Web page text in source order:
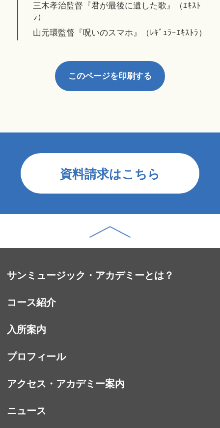
三木孝治監督『君が最後に遺した歌』（ｴｷｽﾄ
ﾗ）
山元環監督『呪いのスマホ』（ﾚｷﾞｭﾗｰｴｷｽﾄﾗ）
このページを印刷する
資料請求はこちら
サンミュージック・アカデミーとは？
コース紹介
入所案内
プロフィール
アクセス・アカデミー案内
ニュース